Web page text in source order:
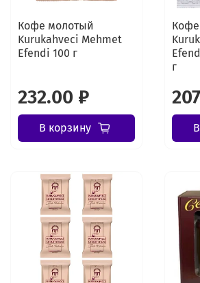
Кофе молотый
Kurukahveci Mehmet
Efendi 100 г
232.00 ₽
В корзину
г